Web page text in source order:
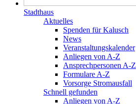
Stadthaus
Aktuelles
Spenden für Kalusch
News
Veranstaltungskalender
Anliegen von A-Z
Ansprechpersonen A-Z
Formulare A-Z
Vorsorge Stromausfall
Schnell gefunden
Anliegen von A-Z